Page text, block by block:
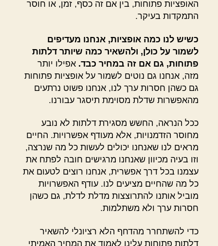
האופציות פתוחות, בין אם זה כסף, זמן, או חוסר
התמקדות בעיקר.
כשיש לנו כמה אופציות, אנחנו מעדיפים
לשמור על כולן, ולהשאיר כמה שיותר דלתות
פתוחות, גם אם זה במחיר כבד. אפילו יותר
מזה, אנחנו גם נוטים לשמור על אופציות פתוחות
גם כשהן חסרות ערך לנו, אנחנו פשוט נרתעים
מהאפשרות שדלת מסוימת תיסגר עבורנו.
ככל הנראה, החשש מסגירת דלתות לא נובע
מחוסר הזדמנויות, אלא מעודף אפשרויות. החיים
מראים לנו שאנחנו יכולים לעשות כל מה שנרצה,
וזו בעיה מכיוון שאנחנו מרגישים חובה לפתח את
עצמנו בכל דרך אפשרית, אנחנו רוצים לטעום את
כל מה שהחיים מציעים לנו. עודף האפשרויות
מוביל אותנו להתרוצצות מדלת לדלת, גם כשהן
חסרות ערך ולא משתלמות.
כדי להשתחרר מהדחף הלא רציונלי להשאיר
דלתות פתוחות עלינו לאמוד את המחיר האמיתי